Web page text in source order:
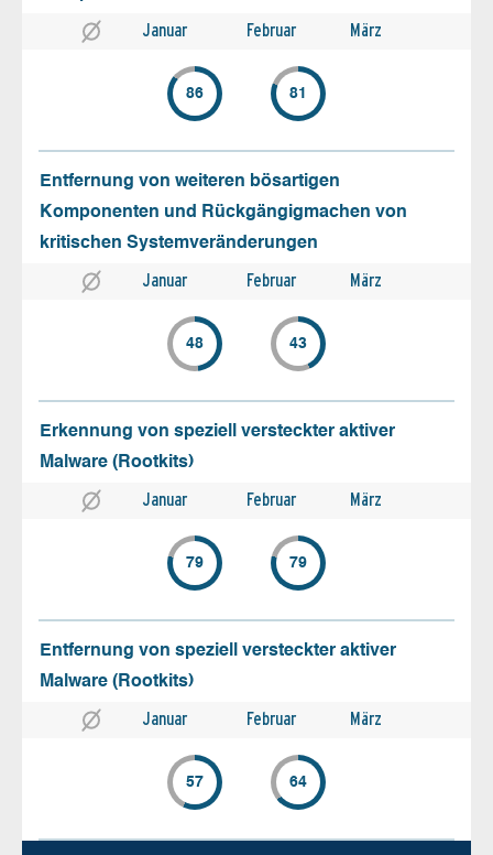
Januar Februar März
86 81
Entfernung von weiteren bösartigen
Komponenten und Rückgängigmachen von
kritischen Systemveränderungen
Januar Februar März
48 43
Erkennung von speziell versteckter aktiver
Malware (Rootkits)
Januar Februar März
79 79
Entfernung von speziell versteckter aktiver
Malware (Rootkits)
Januar Februar März
57 64